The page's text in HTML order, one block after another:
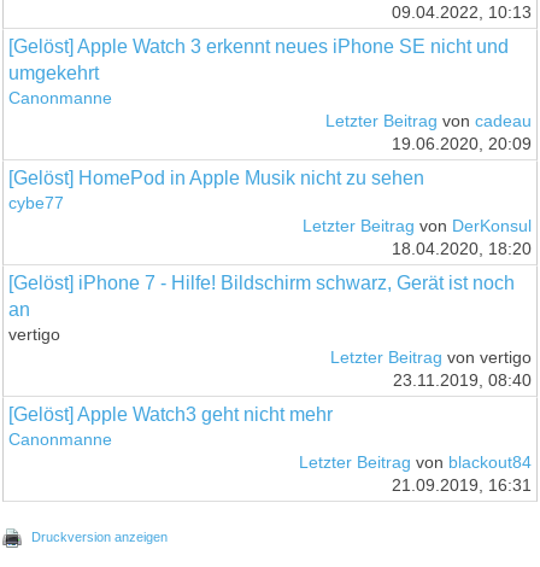
09.04.2022, 10:13
[Gelöst] Apple Watch 3 erkennt neues iPhone SE nicht und
umgekehrt
Canonmanne
Letzter Beitrag von cadeau
19.06.2020, 20:09
[Gelöst] HomePod in Apple Musik nicht zu sehen
cybe77
Letzter Beitrag von DerKonsul
18.04.2020, 18:20
[Gelöst] iPhone 7 - Hilfe! Bildschirm schwarz, Gerät ist noch
an
vertigo
Letzter Beitrag von vertigo
23.11.2019, 08:40
[Gelöst] Apple Watch3 geht nicht mehr
Canonmanne
Letzter Beitrag von blackout84
21.09.2019, 16:31
Druckversion anzeigen